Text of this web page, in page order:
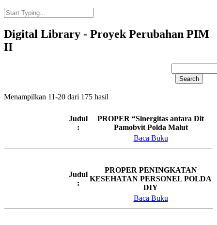
Digital Library - Proyek Perubahan PIM
II
Menampilkan 11-20 dari 175 hasil
Judul
:
PROPER “Sinergitas antara Dit
Pamobvit Polda Malut
Baca Buku
Judul
:
PROPER PENINGKATAN
KESEHATAN PERSONEL POLDA
DIY
Baca Buku